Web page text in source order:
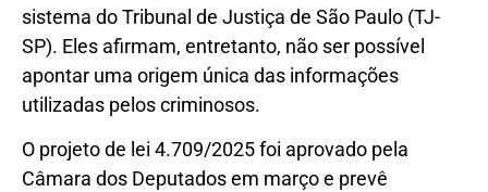
sistema do Tribunal de Justiça de São Paulo (TJ-
SP). Eles afirmam, entretanto, não ser possível
apontar uma origem única das informações
utilizadas pelos criminosos.
O projeto de lei 4.709/2025 foi aprovado pela
Câmara dos Deputados em março e prevê